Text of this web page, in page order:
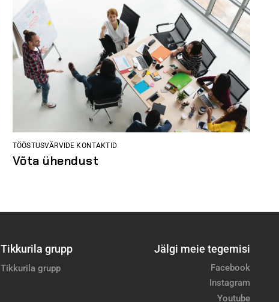
TÖÖSTUSVÄRVIDE KONTAKTID
Võta ühendust
Tikkurila grupp
Tikkurila grupp
Jälgi meie tegemisi
Facebook
Instagram
Youtube